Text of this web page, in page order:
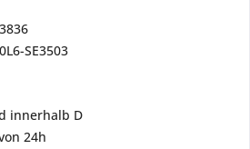
SE3503
innerhalb D
24h